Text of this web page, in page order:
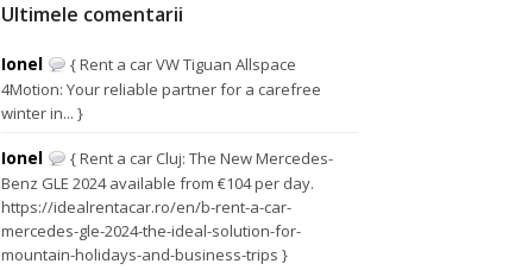
Ultimele comentarii
Ionel
{ Rent a car VW Tiguan Allspace
4Motion: Your reliable partner for a carefree
winter in... }
Ionel
{ Rent a car Cluj: The New Mercedes-
Benz GLE 2024 available from €104 per day.
https://idealrentacar.ro/en/b-rent-a-car-
mercedes-gle-2024-the-ideal-solution-for-
mountain-holidays-and-business-trips }